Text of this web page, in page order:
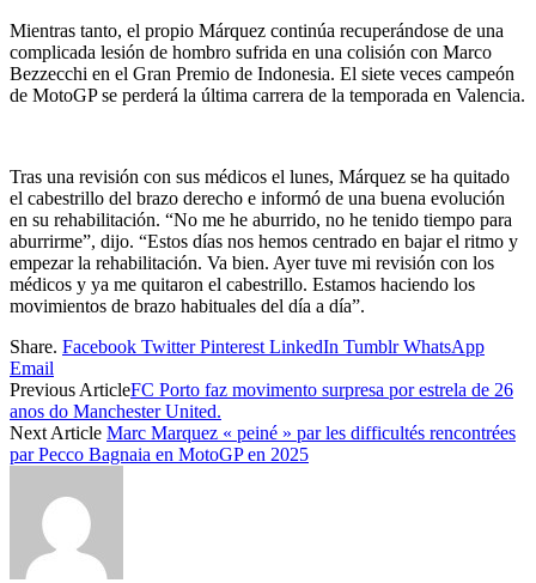
Mientras tanto, el propio Márquez continúa recuperándose de una
complicada lesión de hombro sufrida en una colisión con Marco
Bezzecchi en el Gran Premio de Indonesia. El siete veces campeón
de MotoGP se perderá la última carrera de la temporada en Valencia.
Tras una revisión con sus médicos el lunes, Márquez se ha quitado
el cabestrillo del brazo derecho e informó de una buena evolución
en su rehabilitación. “No me he aburrido, no he tenido tiempo para
aburrirme”, dijo. “Estos días nos hemos centrado en bajar el ritmo y
empezar la rehabilitación. Va bien. Ayer tuve mi revisión con los
médicos y ya me quitaron el cabestrillo. Estamos haciendo los
movimientos de brazo habituales del día a día”.
Share. Facebook Twitter Pinterest LinkedIn Tumblr WhatsApp
Email
Previous ArticleFC Porto faz movimento surpresa por estrela de 26
anos do Manchester United.
Next Article Marc Marquez « peiné » par les difficultés rencontrées
par Pecco Bagnaia en MotoGP en 2025